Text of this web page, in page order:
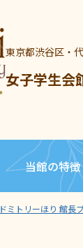
東京都渋谷区・
女子学生会
当館の特徴
ドミトリーほり 館長